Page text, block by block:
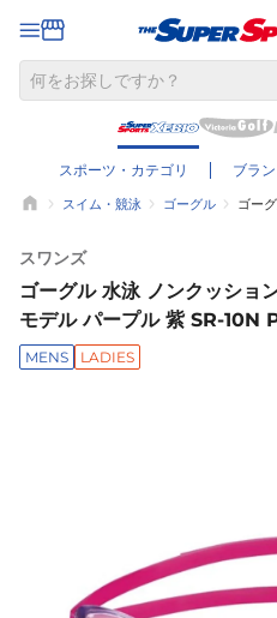
スポーツ・カテゴリ ブラ
スイム・競泳 ゴーグル ゴー
スワンズ
ゴーグル 水泳 ノンクッシ
モデル パープル 紫 SR-10N
MENS LADIES